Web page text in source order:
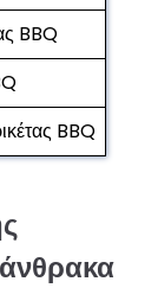
BBQ
BBQ